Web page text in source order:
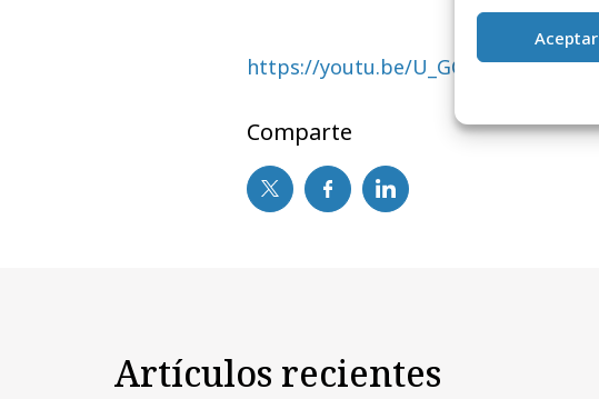
Aceptar
https://youtu.be/U_GC1CEP8Mk
Comparte
Artículos recientes